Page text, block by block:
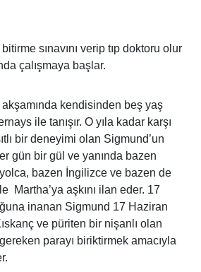
sınavını verip tıp doktoru olur
çalışmaya başlar.
akşamında kendisinden beş yaş
ile tanışır. O yıla kadar karşı
bir deneyimi olan Sigmund’un
gün bir gül ve yanında bazen
bazen İngilizce ve bazen de
Martha’ya aşkını ilan eder. 17
inanan Sigmund 17 Haziran
ve püriten bir nişanlı olan
parayı biriktirmek amacıyla